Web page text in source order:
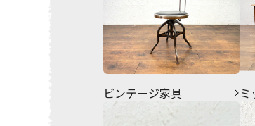
ビンテージ家具